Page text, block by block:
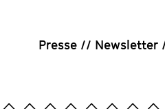
Presse Newsletter